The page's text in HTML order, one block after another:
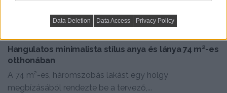
Data Deletion Data Access Privacy Policy
Hangulatos minimalista stílus anya és lánya 74 m²-es
otthonában
A 74 m²-es, háromszobás lakást egy hölgy
megbízásából rendezte be a tervező,...